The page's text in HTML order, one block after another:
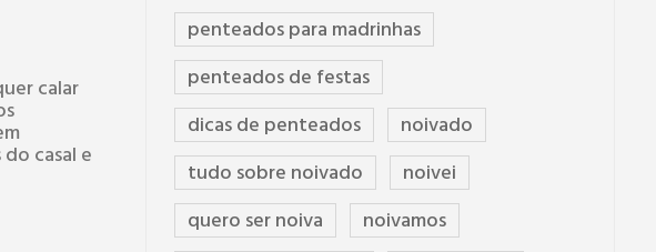
calar
casal e
penteados para madrinhas
penteados de festas
dicas de penteados
noivado
tudo sobre noivado
noivei
quero ser noiva
noivamos